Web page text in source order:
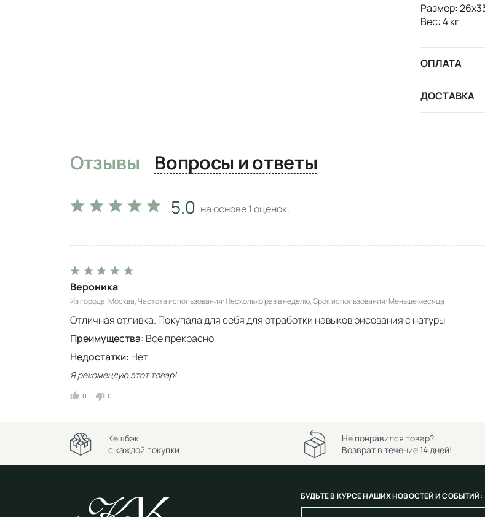
Размер:
Вес: 4 кг
ОПЛАТА
ДОСТАВКА
Отзывы Вопросы и ответы
5.0 на основе1оценок.
Вероника
Из города Москва Частота использования Несколько раз в неделю Срок использования Меньше месяца
Отличная отливка. Покупала для себя для отработки навыков рисования с натуры
Преимущества: Все прекрасно
Недостатки: Нет
Я рекомендую этот товар!
0 0
Кешбэк
с каждой покупки
Не понравился товар?
Возврат в течение 14 дней!
БУДЬТЕ В КУРСЕ НАШИХ НОВОСТЕЙ И СОБЫТИЙ: